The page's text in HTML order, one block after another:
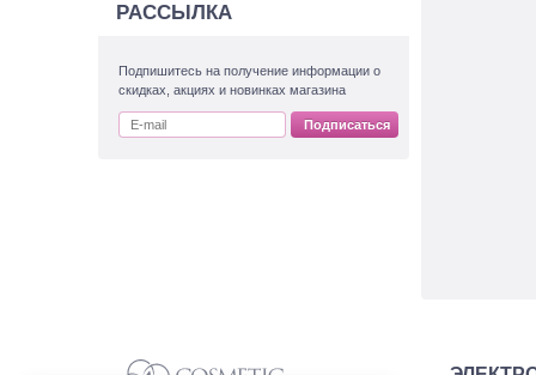
РАССЫЛКА
Подпишитесь на получение информации о
скидках, акциях и новинках магазина
Подписаться